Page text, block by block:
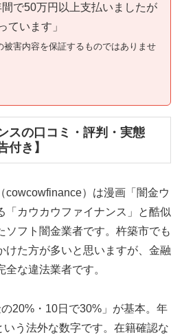
で50万円以上支払いましたが
ています」
害内容を保証するものではありませ
スの口コミ・評判・実態
付き】
cowcowfinance）は漫画「闇金ウ
「カウカウファイナンス」と酷似
ソフト闇金業者です。杵築市でも
けた方が多いと思いますが、金融
な違法業者です。
20%・10日で30%」が基本。年
う法外な数字です。在籍確認な